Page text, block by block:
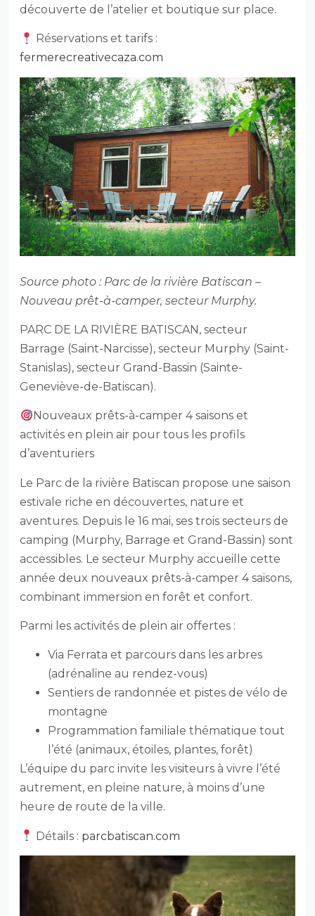
découverte de l’atelier et boutique sur place.
Réservations et tarifs :
fermerecreativecaza.com
Source photo : Parc de la rivière Batiscan –
Nouveau prêt-à-camper, secteur Murphy.
PARC DE LA RIVIÈRE BATISCAN, secteur
Barrage (Saint-Narcisse), secteur Murphy (Saint-
Stanislas), secteur Grand-Bassin (Sainte-
Geneviève-de-Batiscan).
Nouveaux prêts-à-camper 4 saisons et
activités en plein air pour tous les profils
d’aventuriers
Le Parc de la rivière Batiscan propose une saison
estivale riche en découvertes, nature et
aventures. Depuis le 16 mai, ses trois secteurs de
camping (Murphy, Barrage et Grand-Bassin) sont
accessibles. Le secteur Murphy accueille cette
année deux nouveaux prêts-à-camper 4 saisons,
combinant immersion en forêt et confort.
Parmi les activités de plein air offertes :
Via Ferrata et parcours dans les arbres
(adrénaline au rendez-vous)
Sentiers de randonnée et pistes de vélo de
montagne
Programmation familiale thématique tout
l’été (animaux, étoiles, plantes, forêt)
L’équipe du parc invite les visiteurs à vivre l’été
autrement, en pleine nature, à moins d’une
heure de route de la ville.
Détails : parcbatiscan.com